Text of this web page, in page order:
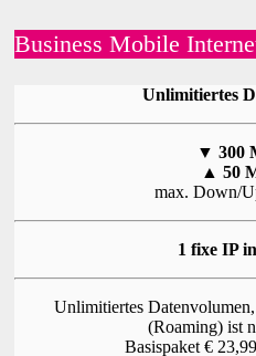
Business Mobile
Unlimitiertes
▼ 300
▲ 50
max. Down/
1 fixe IP
Unlimitiertes
(Roaming) ist
Basispaket €